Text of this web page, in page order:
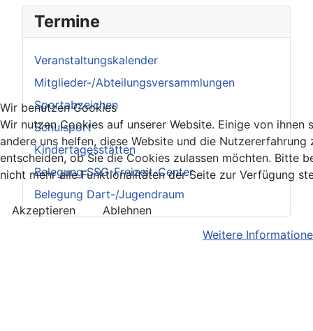
Termine
Veranstaltungskalender
Mitglieder-/Abteilungsversammlungen
Sportabzeichen
Schulsport
Kindertagesstätten
Belegung SSG-Freizeit-Center
Belegung Dart-/Jugendraum
Wir benutzen Cookies
Wir nutzen Cookies auf unserer Website. Einige von
andere uns helfen, diese Website und die
entscheiden, ob Sie die Cookies zulassen möchten. Bitte
nicht mehr alle Funktionalitäten der Seite zur Verfügung
Akzeptieren
Ablehnen
Weitere